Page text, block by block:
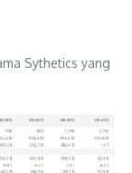
Sythetics yang